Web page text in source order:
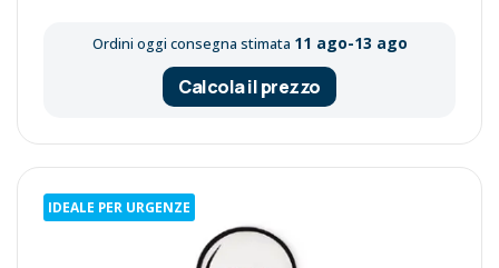
Ordini oggi consegna stimata 11 ago-13 ago
Calcola il prezzo
IDEALE PER URGENZE